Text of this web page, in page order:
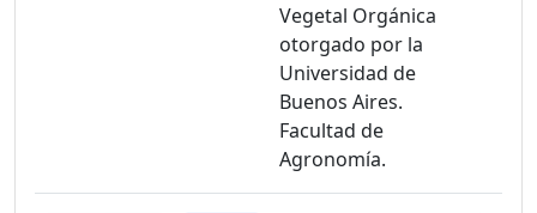
Vegetal Orgánica
otorgado por la
Universidad de
Buenos Aires.
Facultad de
Agronomía.